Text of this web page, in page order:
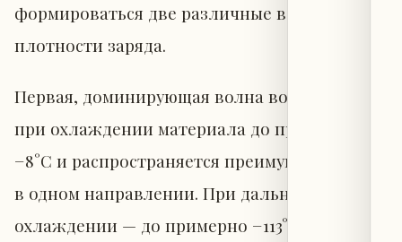
формироваться две различные волны
плотности заряда.
Первая, доминирующая волна возникает
при охлаждении материала до примерно
−8°C и распространяется преимущественно
в одном направлении. При дальнейшем
охлаждении — до примерно −113°C —